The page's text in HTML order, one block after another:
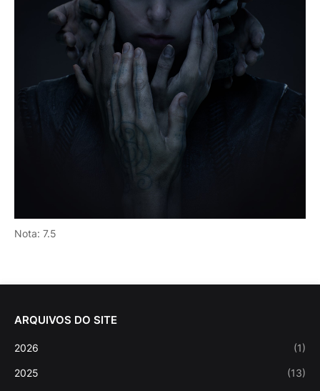
Nota: 7.5
ARQUIVOS DO SITE
2026 (1)
2025 (13)